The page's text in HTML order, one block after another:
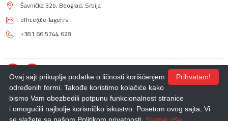
Šavnička 32b, Beograd, Srbija
office@e-lager.rs
+381 66 5744 628
© 2018 - 2026 |E-LAGER. Sva prava zadržana.
Izdrada Internet prodavnice,Izrada sajta,Izrada mobilnih aplikacijaiSEO
Prihvatam!
Ovaj sajt prikuplja podatke o ličnosti korišćenjem
određenih formi. Takođe koristimo kolačiće kako
bismo Vam obezbedili potpunu funkcionalnost stranice
i omogućili najbolje korisničko iskustvo. Posetom ovog sajta, Vi